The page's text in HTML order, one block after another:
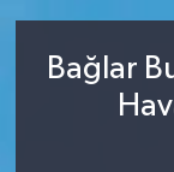
Bağlar
Tüm